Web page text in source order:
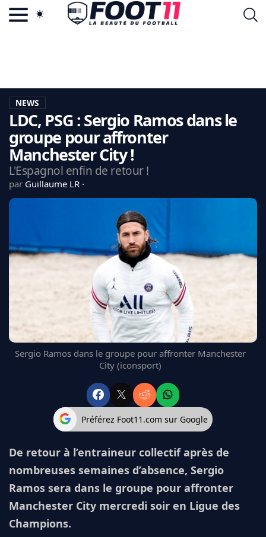
LA CHARTE
VIE PRIVÉE
CGU
CONTACTEZ-NOUS
LIGUE 1
MANCHESTER UNITED
CHELSEA
BAYERN
L'AVIS DE LA RÉDAC'
NEWS
LDC, PSG : Sergio Ramos dans le
groupe pour affronter
Manchester City !
L'Espagnol enfin de retour !
par Guillaume LR
Sergio Ramos dans le groupe pour affronter Manchester
City (iconsport)
Préférez Foot11.com sur Google
De retour à l’entraineur collectif après de
nombreuses semaines d’absence, Sergio
Ramos sera dans le groupe pour affronter
Manchester City mercredi soir en Ligue des
Champions.